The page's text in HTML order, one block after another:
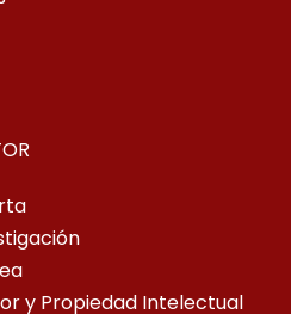
y Propiedad Intelectual